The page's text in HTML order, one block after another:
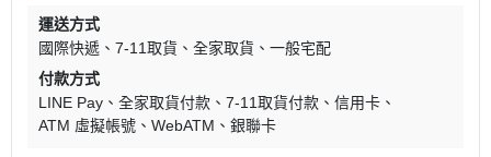
運送方式
國際快遞
7-11取貨 全家取貨
一般宅配
付款方式
LINE Pay
全家取貨付款 7-11取貨付款
信用卡
ATM 虛擬帳號
WebATM 銀聯卡